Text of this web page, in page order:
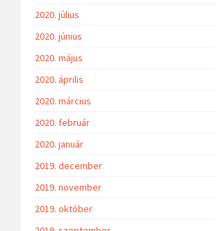
2020. július
2020. június
2020. május
2020. április
2020. március
2020. február
2020. január
2019. december
2019. november
2019. október